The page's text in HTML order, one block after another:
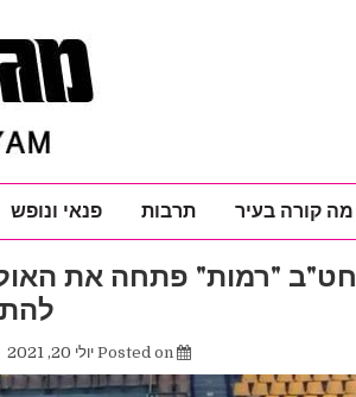
מה קורה בעיר תרבות פנאי ונופש
חט"ב "רמות" פתחה את
יולי 20, 2021